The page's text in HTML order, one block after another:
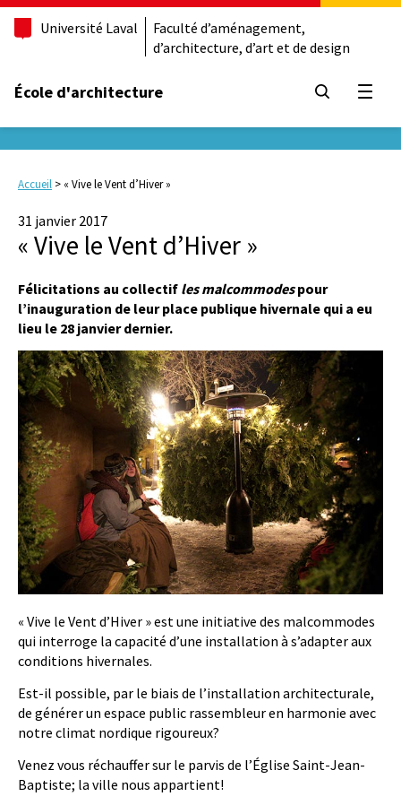
Université Laval
Faculté d’aménagement,
d’architecture, d’art et de design
École d'architecture
Accueil > « Vive le Vent d’Hiver »
31 janvier 2017
« Vive le Vent d’Hiver »
Félicitations au collectif les malcommodespour
l’inauguration de leur place publique hivernale qui a eu
lieu le 28 janvier dernier.
« Vive le Vent d’Hiver » est une initiative des malcommodes
qui interroge la capacité d’une installation à s’adapter aux
conditions hivernales.
Est-il possible, par le biais de l’installation architecturale,
de générer un espace public rassembleur en harmonie avec
notre climat nordique rigoureux?
Venez vous réchauffer sur le parvis de l’Église Saint-Jean-
Baptiste; la ville nous appartient!